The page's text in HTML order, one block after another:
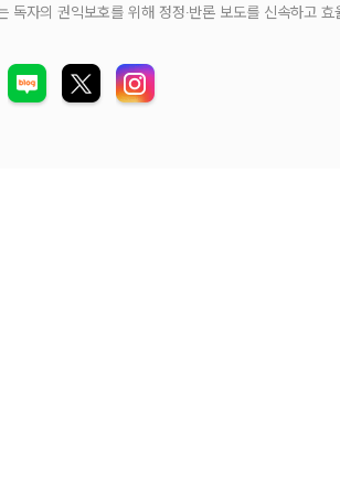
독자의 권익보호를 위해 정정‧반론 보도를 신속하고